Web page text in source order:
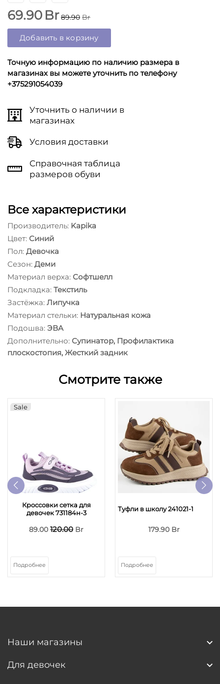
69.90 Br 89.90 Br
Добавить в корзину
Точную информацию по наличию размера в
магазинах вы можете уточнить по телефону
+375291054039
Уточнить о наличии в
магазинах
Условия доставки
Справочная таблица
размеров обуви
Все характеристики
Производитель: Kapika
Цвет: Синий
Пол: Девочка
Сезон: Деми
Материал верха: Софтшелл
Подкладка: Текстиль
Застёжка: Липучка
Материал стельки: Натуральная кожа
Подошва: ЭВА
Дополнительно: Супинатор, Профилактика
плоскостопия, Жесткий задник
Смотрите также
Sale
Кроссовки сетка для
девочек 731184н-3
89.00 120.00 Br
Подробнее
Туфли в школу 241021-1
179.90 Br
Подробнее
Наши магазины
Для девочек